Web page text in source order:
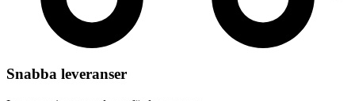
Snabba leveranser